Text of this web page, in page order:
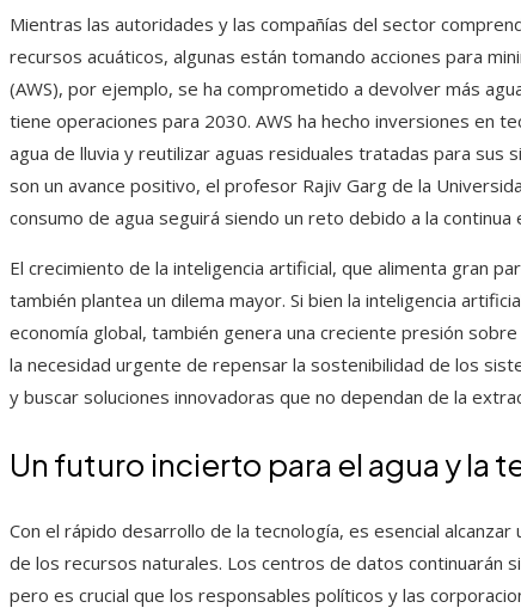
Mientras las autoridades y las compañías del sector
recursos acuáticos, algunas están tomando acciones para
(AWS), por ejemplo, se ha comprometido a devolver más
tiene operaciones para 2030. AWS ha hecho inversiones en
agua de lluvia y reutilizar aguas residuales tratadas para sus
son un avance positivo, el profesor Rajiv Garg de la
consumo de agua seguirá siendo un reto debido a la
El crecimiento de la inteligencia artificial, que alimenta gran
también plantea un dilema mayor. Si bien la inteligencia
economía global, también genera una creciente presión
la necesidad urgente de repensar la sostenibilidad de los
y buscar soluciones innovadoras que no dependan de la
Un futuro incierto para el agua y la
Con el rápido desarrollo de la tecnología, es esencial
de los recursos naturales. Los centros de datos continuarán
pero es crucial que los responsables políticos y las